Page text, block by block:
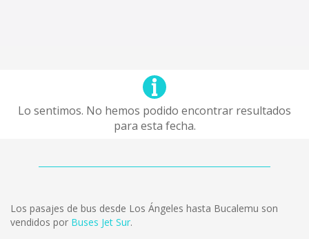
Lo sentimos. No hemos podido encontrar resultados
para esta fecha.
Los pasajes de bus desde Los Ángeles hasta Bucalemu son
vendidos por Buses Jet Sur.